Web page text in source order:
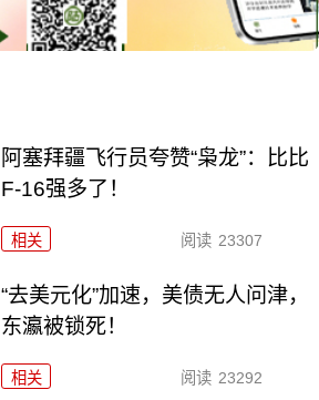
阿塞拜疆飞行员夸赞“枭龙”：比比
F-16强多了！
相关 阅读 23307
“去美元化”加速，美债无人问津，
东瀛被锁死！
相关 阅读 23292